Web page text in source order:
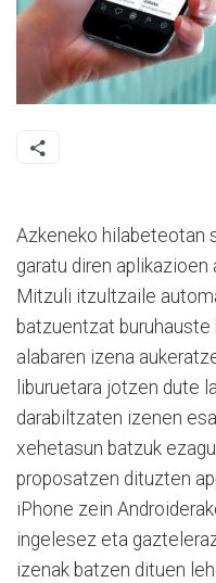
Azkeneko hilabeteotan
garatu diren
Mitzuli itzultzaile
batzuentzat
alabaren izena
liburuetara jotzen dute
darabiltzaten izenen
xehetasun batzuk
proposatzen dituzten
iPhone zein
ingelesez eta
izenak batzen dituen